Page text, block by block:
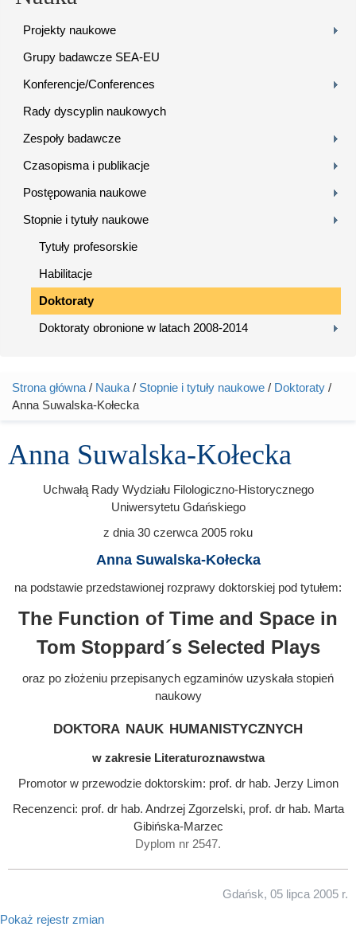
Projekty naukowe
Grupy badawcze SEA-EU
Konferencje/Conferences
Rady dyscyplin naukowych
Zespoły badawcze
Czasopisma i publikacje
Postępowania naukowe
Stopnie i tytuły naukowe
Tytuły profesorskie
Habilitacje
Doktoraty
Doktoraty obronione w latach 2008-2014
Jesteś tutaj
Strona główna / Nauka / Stopnie i tytuły naukowe / Doktoraty /
Anna Suwalska-Kołecka
Anna Suwalska-Kołecka
Uchwałą Rady Wydziału Filologiczno-Historycznego
Uniwersytetu Gdańskiego
z dnia 30 czerwca 2005 roku
Anna Suwalska-Kołecka
na podstawie przedstawionej rozprawy doktorskiej pod tytułem:
The Function of Time and Space in
Tom Stoppard´s Selected Plays
oraz po złożeniu przepisanych egzaminów uzyskała stopień
naukowy
doktora nauk humanistycznych
w zakresie Literaturoznawstwa
Promotor w przewodzie doktorskim: prof. dr hab. Jerzy Limon
Recenzenci: prof. dr hab. Andrzej Zgorzelski, prof. dr hab. Marta
Gibińska-Marzec
Dyplom nr 2547.
Gdańsk, 05 lipca 2005 r.
Pokaż rejestr zmian